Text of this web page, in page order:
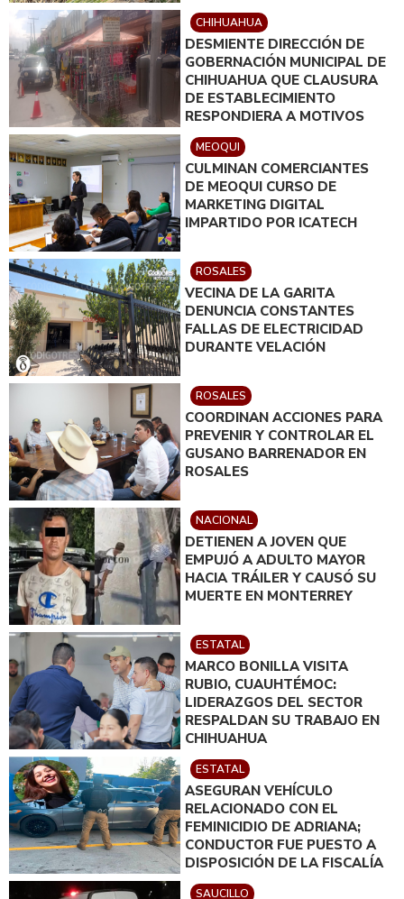
CHIHUAHUA
DESMIENTE DIRECCIÓN DE
GOBERNACIÓN MUNICIPAL DE
CHIHUAHUA QUE CLAUSURA
DE ESTABLECIMIENTO
RESPONDIERA A MOTIVOS
POLÍTICOS
MEOQUI
CULMINAN COMERCIANTES
DE MEOQUI CURSO DE
MARKETING DIGITAL
IMPARTIDO POR ICATECH
ROSALES
VECINA DE LA GARITA
DENUNCIA CONSTANTES
FALLAS DE ELECTRICIDAD
DURANTE VELACIÓN
ROSALES
COORDINAN ACCIONES PARA
PREVENIR Y CONTROLAR EL
GUSANO BARRENADOR EN
ROSALES
NACIONAL
DETIENEN A JOVEN QUE
EMPUJÓ A ADULTO MAYOR
HACIA TRÁILER Y CAUSÓ SU
MUERTE EN MONTERREY
ESTATAL
MARCO BONILLA VISITA
RUBIO, CUAUHTÉMOC:
LIDERAZGOS DEL SECTOR
RESPALDAN SU TRABAJO EN
CHIHUAHUA
ESTATAL
ASEGURAN VEHÍCULO
RELACIONADO CON EL
FEMINICIDIO DE ADRIANA;
CONDUCTOR FUE PUESTO A
DISPOSICIÓN DE LA FISCALÍA
SAUCILLO